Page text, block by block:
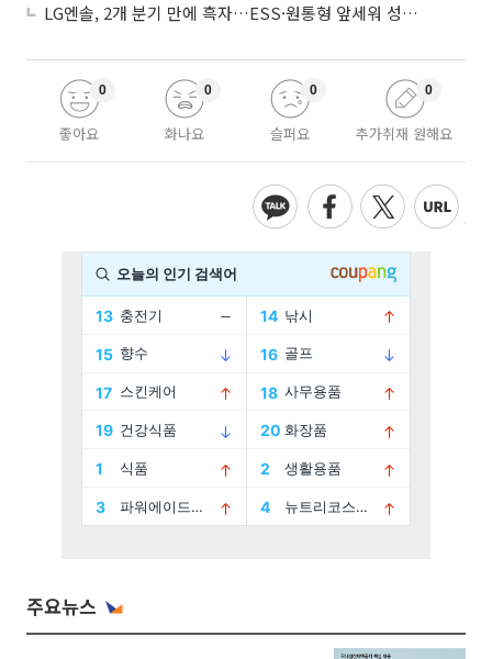
LG엔솔, 2개 분기 만에 흑자…ESS·원통형 앞세워 성장 가속
좋아요
0
화나요
0
슬퍼요
0
추가취재 원해요
0
주요뉴스